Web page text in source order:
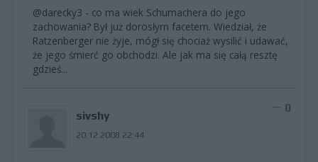
@darecky3 - co ma wiek Schumachera do jego
zachowania? Był już dorosłym facetem. Wiedział, że
Ratzenberger nie żyje, mógł się chociaż wysilić i udawać,
że jego śmierć go obchodzi. Ale jak ma się całą resztę
gdzieś...
sivshy
20.12.2008 22:44
0